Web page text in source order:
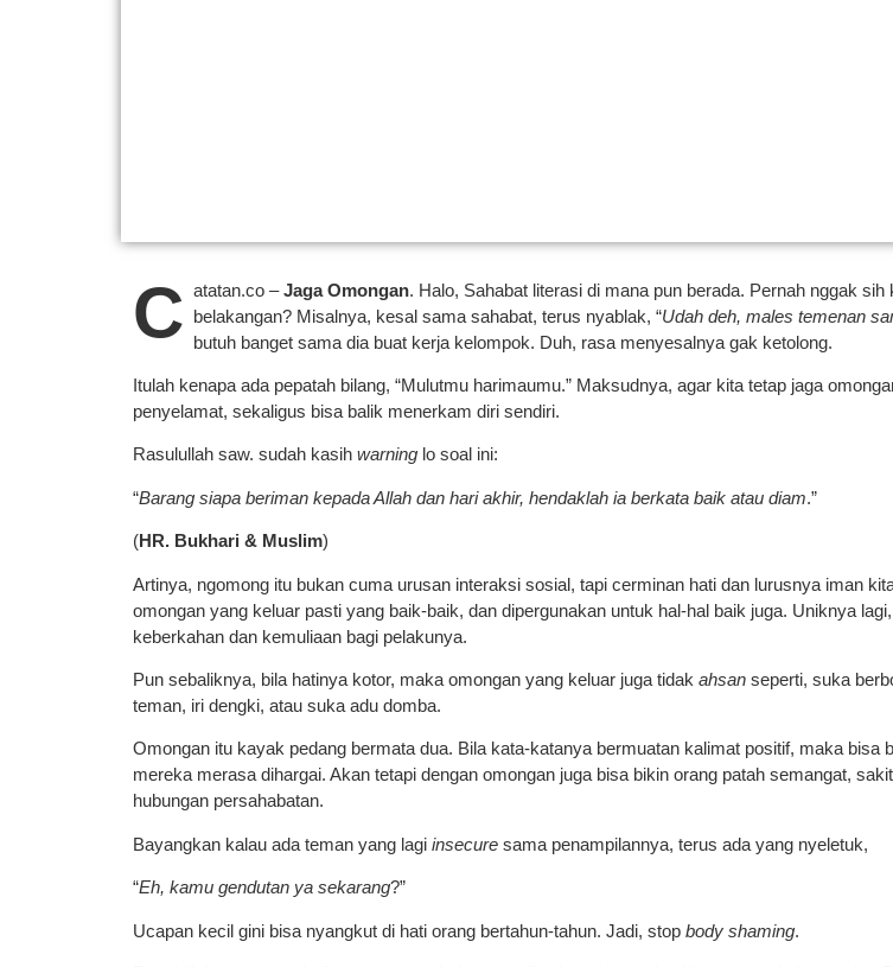
C atatan.co –Jaga Omongan. Halo, Sahabat literasi di mana pun berada. Pernah nggak
belakangan? Misalnya, kesal sama sahabat, terus nyablak, “Udah deh, males temenan
butuh banget sama dia buat kerja kelompok. Duh, rasa menyesalnya gak ketolong.
Itulah kenapa ada pepatah bilang, “Mulutmu harimaumu.” Maksudnya, agar kita tetap jaga
penyelamat, sekaligus bisa balik menerkam diri sendiri.
Rasulullah saw. sudah kasih warning lo soal ini:
“Barang siapa beriman kepada Allah dan hari akhir, hendaklah ia berkata baik atau diam.”
(HR. Bukhari & Muslim)
Artinya, ngomong itu bukan cuma urusan interaksi sosial, tapi cerminan hati dan lurusnya iman
omongan yang keluar pasti yang baik-baik, dan dipergunakan untuk hal-hal baik juga. Uniknya
keberkahan dan kemuliaan bagi pelakunya.
Pun sebaliknya, bila hatinya kotor, maka omongan yang keluar juga tidak ahsan seperti, suka
teman, iri dengki, atau suka adu domba.
Omongan itu kayak pedang bermata dua. Bila kata-katanya bermuatan kalimat positif, maka bisa
mereka merasa dihargai. Akan tetapi dengan omongan juga bisa bikin orang patah semangat,
hubungan persahabatan.
Bayangkan kalau ada teman yang lagi insecure sama penampilannya, terus ada yang nyeletuk,
“Eh, kamu gendutan ya sekarang?”
Ucapan kecil gini bisa nyangkut di hati orang bertahun-tahun. Jadi, stop body shaming.